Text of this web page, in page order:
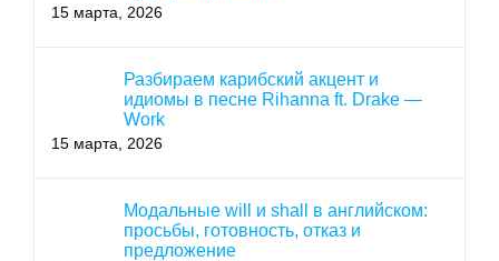
15 марта, 2026
Разбираем карибский акцент и
идиомы в песне Rihanna ft. Drake —
Work
15 марта, 2026
Модальные will и shall в английском:
просьбы, готовность, отказ и
предложение